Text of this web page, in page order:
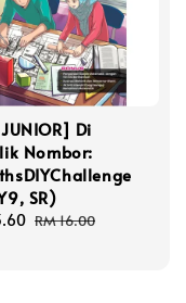
Di
Nombor:
SR)
Regular
RM 16.00